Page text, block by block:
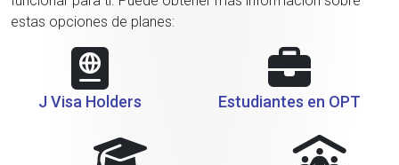
estas opciones de planes:
J Visa Holders Estudiantes en OPT